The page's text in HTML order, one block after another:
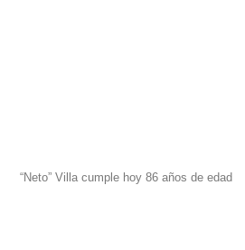
“Neto” Villa cumple hoy 86 años de edad